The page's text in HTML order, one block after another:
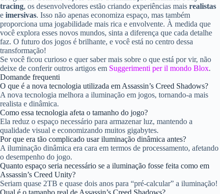
tracing, os desenvolvedores estão criando experiências mais realistas
e imersivas. Isso não apenas economiza espaço, mas também
proporciona uma jogabilidade mais rica e envolvente. À medida que
você explora esses novos mundos, sinta a diferença que cada detalhe
faz. O futuro dos jogos é brilhante, e você está no centro dessa
transformação!
Se você ficou curioso e quer saber mais sobre o que está por vir, não
deixe de conferir outros artigos em Suggerimenti per il mondo Blox.
Domande frequenti
O que é a nova tecnologia utilizada em Assassin’s Creed Shadows?
A nova tecnologia melhora a iluminação em jogos, tornando-a mais
realista e dinâmica.
Como essa tecnologia afeta o tamanho do jogo?
Ela reduz o espaço necessário para armazenar luz, mantendo a
qualidade visual e economizando muitos gigabytes.
Por que era tão complicado usar iluminação dinâmica antes?
A iluminação dinâmica era cara em termos de processamento, afetando
o desempenho do jogo.
Quanto espaço seria necessário se a iluminação fosse feita como em
Assassin’s Creed Unity?
Seriam quase 2TB e quase dois anos para “pré-calcular” a iluminação!